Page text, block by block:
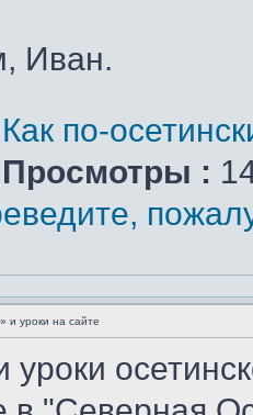
Иван.
Как по-
Просмотры :
и уроки на сайте
уроки